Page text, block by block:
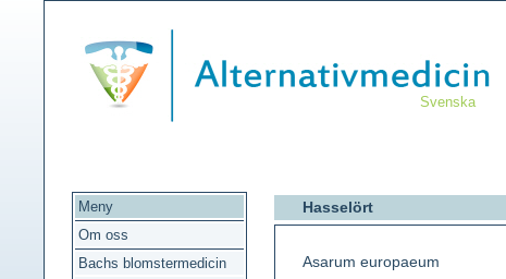
Svenska
Meny
Om oss
Bachs blomstermedicin
Hasselört
Asarum europaeum